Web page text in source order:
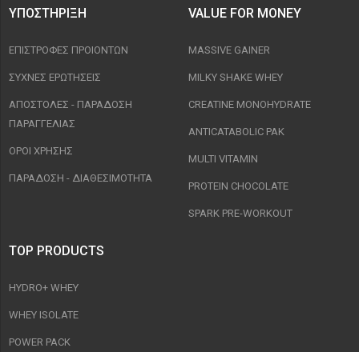
ΥΠΟΣΤΉΡΙΞΗ
ΕΠΙΣΤΡΟΦΈΣ ΠΡΟΙΟΝΤΩΝ
ΣΥΧΝΈΣ ΕΡΩΤΉΣΕΙΣ
ΑΠΟΣΤΟΛΈΣ - ΠΑΡΆΔΟΣΗ
ΠΑΡΑΓΓΕΛΊΑΣ
ΟΡΟΙ ΧΡΉΣΗΣ
ΠΑΡΑΔΟΣΗ - ΔΙΑΘΕΣΙΜΌΤΗΤΑ
VALUE FOR MONEY
MASSIVE GAINER
MILKY SHAKE WHEY
CREATINE MONOHYDRATE
ANTICATABOLIC PAK
MULTI VITAMIN
PROTEIN CHOCOLATE
SPARK PRE-WORKOUT
TOP PRODUCTS
HYDRO+ WHEY
WHEY ISOLATE
POWER PACK